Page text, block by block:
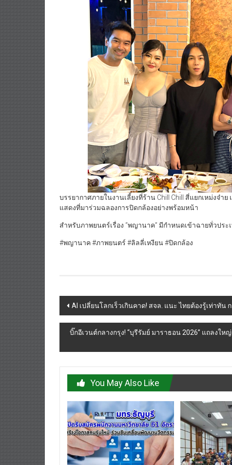
บรรยากาศภายในงานเลี้ยงที่ร้าน Chill Chill สี่แยกเหม่งจ๋
แสดงที่มาร่วมฉลองการปิดกล้องอย่างพร้อมหน้า
สำหรับภาพยนตร์เรื่อง “พญานาค” มีกำหนดเข้าฉายทั่วประ
#พญานาค #ภาพยนตร์ #ลิลลี่เหงียน #ปิดกล้อง
Post
navigation
AI เปลี่ยนโลกเร็วเกินคาด! สจล. แนะ ไทยต้องรู้เท่าทัน
บิ๊กอีเวนต์กลางกรุง! “บุรีรัมย์ มาราธอน 2026” แถลงใ
You May Also Like